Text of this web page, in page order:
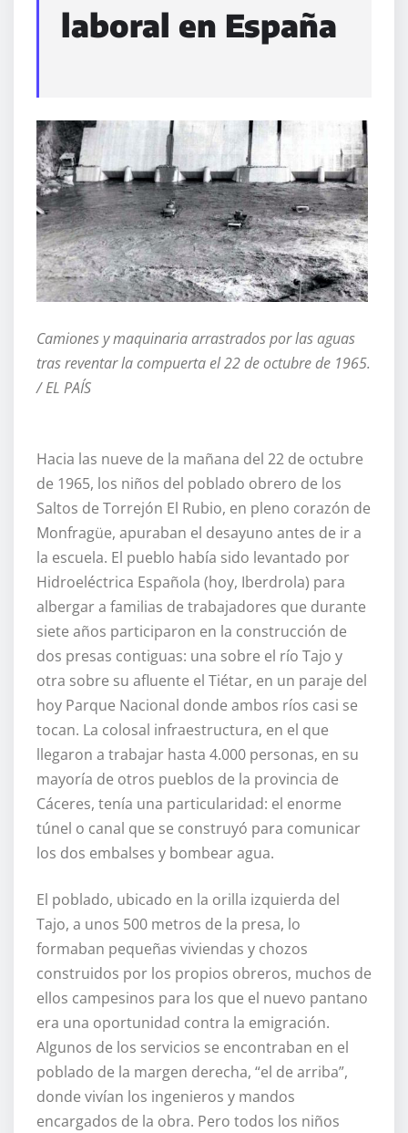
laboral en España
Camiones y maquinaria arrastrados por las aguas
tras reventar la compuerta el 22 de octubre de 1965.
/ EL PAÍS
Hacia las nueve de la mañana del 22 de octubre
de 1965, los niños del poblado obrero de los
Saltos de Torrejón El Rubio, en pleno corazón de
Monfragüe, apuraban el desayuno antes de ir a
la escuela. El pueblo había sido levantado por
Hidroeléctrica Española (hoy, Iberdrola) para
albergar a familias de trabajadores que durante
siete años participaron en la construcción de
dos presas contiguas: una sobre el río Tajo y
otra sobre su afluente el Tiétar, en un paraje del
hoy Parque Nacional donde ambos ríos casi se
tocan. La colosal infraestructura, en el que
llegaron a trabajar hasta 4.000 personas, en su
mayoría de otros pueblos de la provincia de
Cáceres, tenía una particularidad: el enorme
túnel o canal que se construyó para comunicar
los dos embalses y bombear agua.
El poblado, ubicado en la orilla izquierda del
Tajo, a unos 500 metros de la presa, lo
formaban pequeñas viviendas y chozos
construidos por los propios obreros, muchos de
ellos campesinos para los que el nuevo pantano
era una oportunidad contra la emigración.
Algunos de los servicios se encontraban en el
poblado de la margen derecha, “el de arriba”,
donde vivían los ingenieros y mandos
encargados de la obra. Pero todos los niños